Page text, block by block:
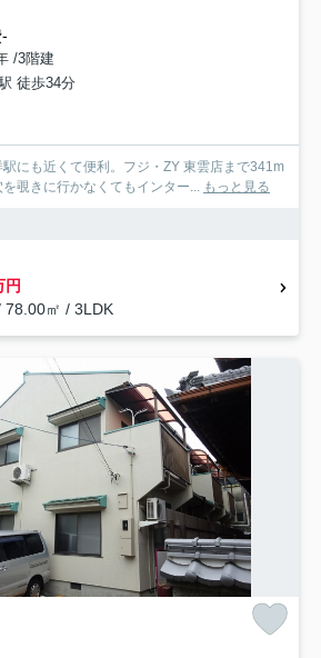
/3階建
徒歩34分
にも近くて便利。フジ・ZY 東雲店まで341m
覗きに行かなくてもインター... もっと見る
円
78.00㎡ / 3LDK